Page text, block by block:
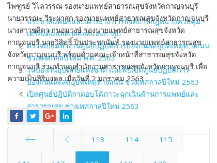
ไพฑูรย์ วิไลวรรณ รองนายแพทย์สาธารณสุขจังหวัดกาญจนบุรี
นายวรรณะ วีระผาสุก รองนายแพทย์สาธารณสุขจังหวัดกาญจนบุรี
นางสาวชลิดา ถนอมวงษ์ รองนายแพทย์สาธารณสุขจังหวัด
กาญจนบุรี นายวิสิทธิ์ ปิ่นประชานันท์ รองนายแพทย์สาธารณสุข
จังหวัดกาญจนบุรี พร้อมด้วยคณะเจ้าหน้าที่สาธารณสุขจังหวัด
กาญจนบุรี ร่วมทำบุญสำนักงานสาธารณสุขจังหวัดกาญจนบุรี เพื่อ
ความเป็นสิริมงคล เมื่อวันที่ 2 มกราคม 2563
ประชาสัมพันธ์และเฝ้าระวัง การบังคับใช้กฎหมายควบคุม
เครื่องดื่มแอลกอฮอล์และยาสูบ
ตรวจเยี่ยมทำงานศูนย์ปฏิบัติการป้องกันลดอุบัติเหตุทางถนน
ช่วงเทศกาลปีใหม่ พ.ศ. 2563
วันป้องกันอุบัติภัยแห่งชาติ และพิธีเปิดศูนย์ปฏิบัติการ
ป้องกันและลดอุบัติเหตุทางถนน ช่วงเทศกาลปีใหม่ 2563
เปิดศูนย์ปฏิบัติกาตอบโต้ภาวะฉุกเฉินด้านการแพทย์และ
สาธารณสุข ช่วงเทศกาลปีใหม่ 2563
113 114 115